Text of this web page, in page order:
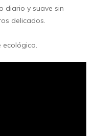
diario y suave sin
delicados.
ecológico.